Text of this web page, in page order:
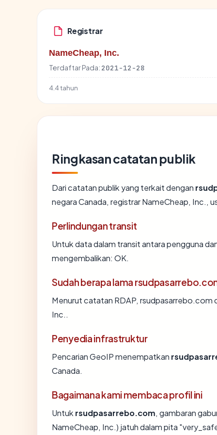
Registrar
NameCheap, Inc.
Terdaftar Pada: 2021-12-28
4.4 tahun
Ringkasan catatan publik
Dari catatan publik yang terkait dengan
negara Canada, registrar NameCheap, Inc.,
Perlindungan transit
Untuk data dalam transit antara pengguna
mengembalikan: OK.
Sudah berapa lama
Menurut catatan RDAP, rsudpasarrebo.com
Inc..
Penyedia infrastruktur
Pencarian GeoIP menempatkan
Canada.
Bagaimana kami membaca profil ini
Untuk rsudpasarrebo.com, gambaran
NameCheap, Inc.) jatuh dalam pita